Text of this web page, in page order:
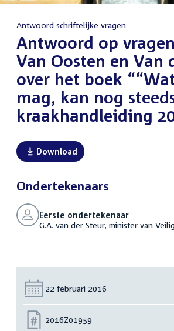
Antwoord schriftelijke vragen
Antwoord op
Van Oosten en Van
over het boek
mag, kan nog
kraakhandleiding
Download
Ondertekenaars
Eerste ondertekenaar
G.A. van der Steur, minister van
Datum:
22 februari 2016
Nummer:
2016Z01959